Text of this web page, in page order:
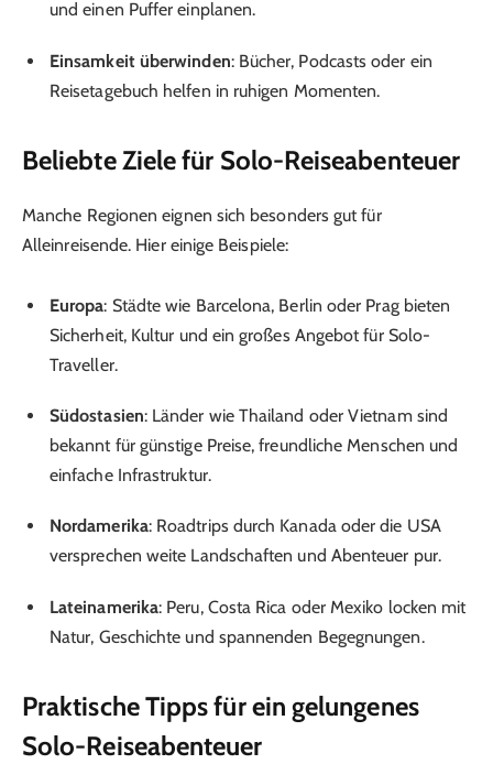
und einen Puffer einplanen.
Einsamkeit überwinden: Bücher, Podcasts oder ein
Reisetagebuch helfen in ruhigen Momenten.
Beliebte Ziele für Solo-Reiseabenteuer
Manche Regionen eignen sich besonders gut für
Alleinreisende. Hier einige Beispiele:
Europa: Städte wie Barcelona, Berlin oder Prag bieten
Sicherheit, Kultur und ein großes Angebot für Solo-
Traveller.
Südostasien: Länder wie Thailand oder Vietnam sind
bekannt für günstige Preise, freundliche Menschen und
einfache Infrastruktur.
Nordamerika: Roadtrips durch Kanada oder die USA
versprechen weite Landschaften und Abenteuer pur.
Lateinamerika: Peru, Costa Rica oder Mexiko locken mit
Natur, Geschichte und spannenden Begegnungen.
Praktische Tipps für ein gelungenes
Solo-Reiseabenteuer